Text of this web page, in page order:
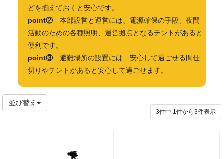
どを揃えておくと安心です。
point②本部設営と運営には、電源確保の手段、夜間
活動のための各種照明、運営拠点となるテントがあると
便利です。
point③避難場所の設置には 安心して過ごせる間仕
切りやテントがあると安心して過ごせます。
並び替え
3件中 1件から3件表示